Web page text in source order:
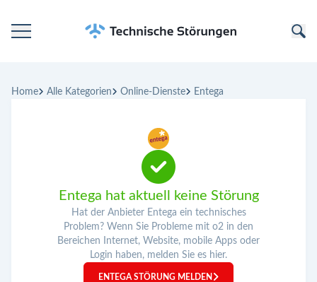
Kategorien
Home Alle Kategorien Online-Dienste Entega
Entega hat aktuell keine Störung
Hat der Anbieter Entega ein technisches
Problem? Wenn Sie Probleme mit o2 in den
Bereichen Internet, Website, mobile Apps oder
Login haben, melden Sie es hier.
ENTEGA STÖRUNG MELDEN